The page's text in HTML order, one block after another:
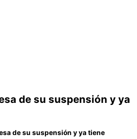
de su suspensión y ya
de su suspensión y ya tiene